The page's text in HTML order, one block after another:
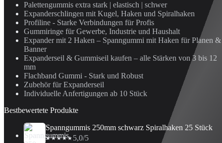
Palettengummis extra stark | elastisch | schwer
Expanderschlingen mit Kugel, Haken und Spiralhaken
Profiline - Starke Verbindungen für Profis
Gummiringe für Gewerbe, Industrie und Haushalt
Expander mit 2 Haken – Spanngummi mit Haken für Planen &
Banner
Expanderseil & Gummiseil kaufen – alle Stärken von 3 bis 12
mm
Flachband Gummi - Stark und Robust
Zubehör für Expanderseil
Individuelle Anfertigungen ab 10 Stück
Bestbewertete Produkte
Spanngummis 250mm schwarz Spiralhaken 25 Stück
★★★★★ 5,0/5